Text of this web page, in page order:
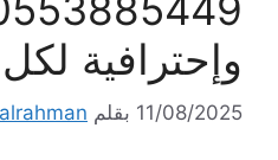
وإحترافية
11/08/2025 بقلم